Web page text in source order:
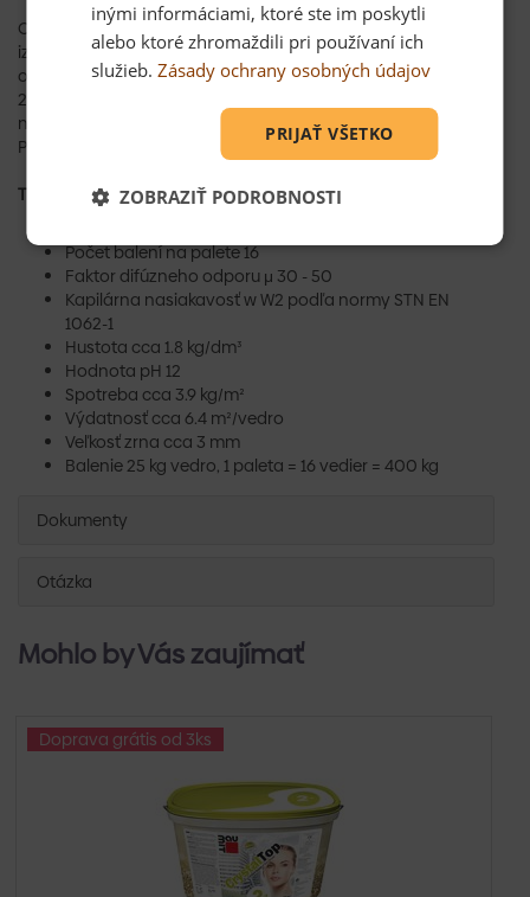
Obzvlášť vhodná pre tepelnoizolačné systémy s minerálnym
izolantom, ako aj ako povrchová úprava pre sanačné
omietkové systémy a pre pamiatkovo chránené objekty. Min.
24 hod. pred nanesením omietky Baumit SilikatTop naniesť
na podklad penetračný náter Baumit UniPrimer alebo
PremiumPrimer.
TECHNICKÉ PARAMETRE:
Počet balení na palete 16
Faktor difúzneho odporu μ 30 - 50
Kapilárna nasiakavosť w W2 podľa normy STN EN
1062-1
Hustota cca 1.8 kg/dm³
Hodnota pH 12
Spotreba cca 3.9 kg/m²
Výdatnosť cca 6.4 m²/vedro
Veľkosť zrna cca 3 mm
Balenie 25 kg vedro, 1 paleta = 16 vedier = 400 kg
Dokumenty
Otázka
Mohlo by Vás zaujímať
Doprava grátis od 3ks
inými informáciami, ktoré ste im poskytli
alebo ktoré zhromaždili pri používaní ich
služieb.Zásady ochrany osobných údajov
PRIJAŤ VŠETKO
ZOBRAZIŤ PODROBNOSTI